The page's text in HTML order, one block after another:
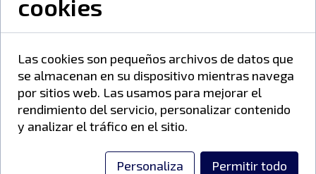
Cztery koła- dwa duże i dwa
obrotowe oraz wygodny uchwyt
łatwość przemieszczania.
Solidna osłona pasa z tworzywa
sztucznego, chroniąca wszystkie
elementy ruchome, a dzięki dużym
szczelinom poprawiająca
wentylację jednostki pompującej.
cookies
Las cookies son pequeños archivos de datos que
se almacenan en su dispositivo mientras navega
por sitios web. Las usamos para mejorar el
rendimiento del servicio, personalizar contenido
y analizar el tráfico en el sitio.
Personaliza Permitir todo